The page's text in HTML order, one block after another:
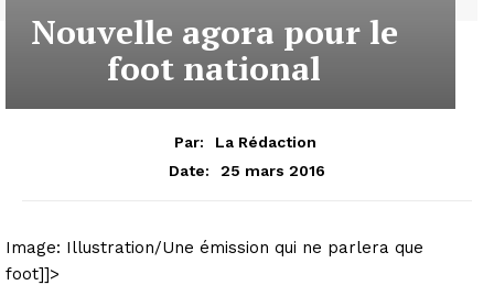
Nouvelle agora pour le
foot national
Par:
La Rédaction
Date:
25 mars 2016
Image: Illustration/Une émission qui ne parlera que
foot]]>